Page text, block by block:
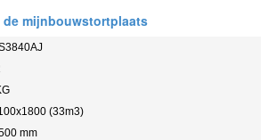
de mijnbouwstortplaats
(33m3)
mm